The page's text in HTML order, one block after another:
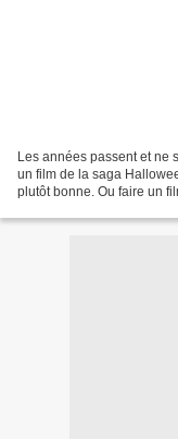
Les années passent et ne
un film de la saga
plutôt bonne. Ou faire un